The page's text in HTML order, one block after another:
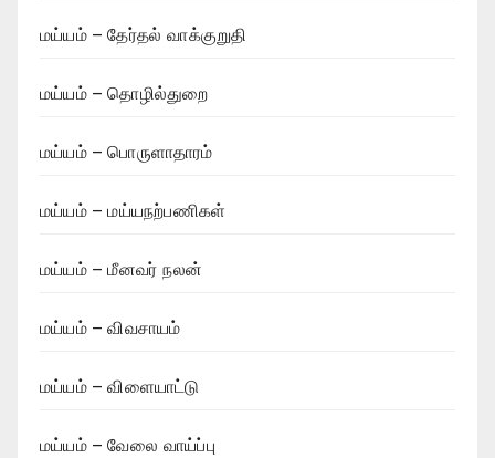
மய்யம் – தேர்தல் வாக்குறுதி
மய்யம் – தொழில்துறை
மய்யம் – பொருளாதாரம்
மய்யம் – மய்யநற்பணிகள்
மய்யம் – மீனவர் நலன்
மய்யம் – விவசாயம்
மய்யம் – விளையாட்டு
மய்யம் – வேலை வாய்ப்பு